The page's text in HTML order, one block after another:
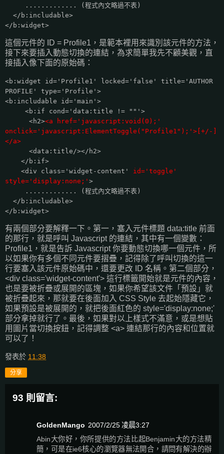
............. (程式內文略過不表)
</b:includable>
</b:widget>
這個元件的 ID = Profile1，是範本裡用來識別該元件的方法，
接下來要插入動態切換的連結，為求簡單我先不顧美觀，直
接插入像下面的原始碼：
<b:widget id='Profile1' locked='false' title='AUTHOR
PROFILE' type='Profile'>
<b:includable id='main'>
<b:if cond='data:title != ""'>
<h2><a href='javascript:void(0);'
onclick='javascript:ElementToggle("Profile1");'>[+/-]
</a>
<data:title/></h2>
</b:if>
<div class='widget-content'
id='toggle'
style='display:none;' >
............. (程式內文略過不表)
</b:includable>
</b:widget>
有兩個部分要解釋一下。第一，塞入元件標題 data:title 前面
的那行，就是呼叫 Javascript 的連結，其中有一個變數：
Profile1，就是告訴 Javascript 你要動態切換哪一個元件，所
以如果你有多個不同元件要摺疊，記得除了呼叫切換的這一
行要塞入該元件原始碼中，還要更改 ID 名稱。第二個部分，
<div class='widget-content'> 這行標籤開始就是元件的內容，
也是要被折疊或展開的區塊，如果你希望該文件「預設」就
被折疊起來，那就要在後面加入 CSS Style 去起始隱藏它，
如果預設是被展開的，就把後面紅色的 style='display:none;'
部分拿掉就行了。最後，如果對以上樣式不滿意，或是想貼
用圖片當切換按鈕，記得調整 <a> 連結那行的內容和位置就
可以了！
發表於 11:38
分享
93 則留言:
GoldenMango 2007/2/25 凌晨3:27
Abin大你好，你所提供的方法比起Benjamin大的方法精
簡，可是在ie6核心的瀏覽器無法開合，請問有解決的辦